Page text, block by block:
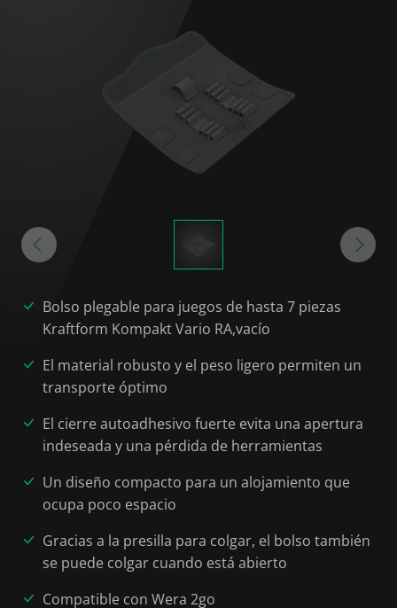
Bolso plegable para juegos de hasta 7 piezas
Kraftform Kompakt Vario RA,vacío
El material robusto y el peso ligero permiten un
transporte óptimo
El cierre autoadhesivo fuerte evita una apertura
indeseada y una pérdida de herramientas
Un diseño compacto para un alojamiento que
ocupa poco espacio
Gracias a la presilla para colgar, el bolso también
se puede colgar cuando está abierto
Compatible con Wera 2go